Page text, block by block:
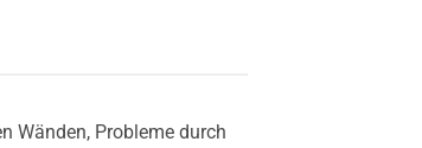
Wänden, Probleme durch